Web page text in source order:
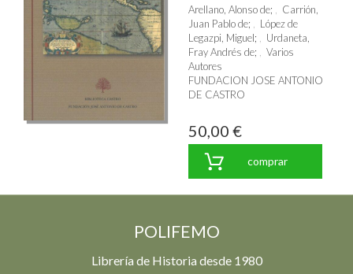
Arellano, Alonso de;
Carrión,
Juan Pablo de;
López de
Legazpi, Miguel;
Urdaneta,
Fray Andrés de;
Varios
Autores
FUNDACION JOSE ANTONIO
DE CASTRO
50,00 €
comprar
POLIFEMO
Librería de Historia desde 1980